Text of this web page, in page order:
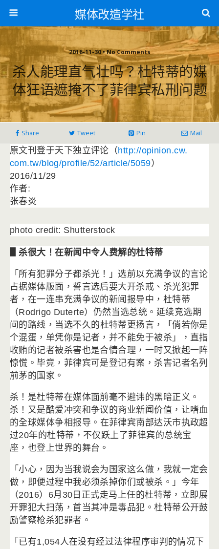
媒体改造学社
2016-11-30 • No Comments
杀人能理直气壮吗？杜特蒂的媒
体狂语遮掩不了菲律宾私刑问题
Share Tweet Pin Mail
原文刊登于天下独立评论（ http://opinion.cw.
com.tw/blog/profile/52/article/5059）
2016/11/29
作者:
张春炎
photo credit: Shutterstock
▋杀很大！在新闻中令人费解的杜特蒂
「所有犯罪分子都杀光！」选前以充满争议的言论
占据媒体版面， 誓言选后要大开杀戒、杀光犯罪
者， 在一连串充满争议的新闻报导中，杜特蒂
（Rodrigo Duterte）仍然当选总统。延续竞选期
间的路线， 当选不久的杜特蒂更扬言，「倘若你是
个混蛋，单凭你是记者， 并不能免于被杀」，直指
收贿的记者被杀害也是合情合理， 一时又掀起一阵
惊慌。毕竟，菲律宾可是登记有案， 杀害记者名列
前茅的国家。
杀！是杜特蒂在媒体面前毫不避讳的黑暗正义。
杀！ 又是酷爱冲突和争议的商业新闻价值，让嗜血
的全球媒体争相报导。 在菲律宾南部达沃市执政超
过20年的杜特蒂， 不仅跃上了菲律宾的总统宝
座，也登上世界的舞台。
「小心，因为当我说会为国家这么做，我就一定会
做， 即便过程中我必须杀掉你们或被杀。」今年
（2016） 6月30日正式走马上任的杜特蒂，立即展
开罪犯大扫荡， 首当其冲是毒品犯。杜特蒂公开鼓
励警察枪杀犯罪者。
「已有1,054人在没有经过法律程序审判的情况下